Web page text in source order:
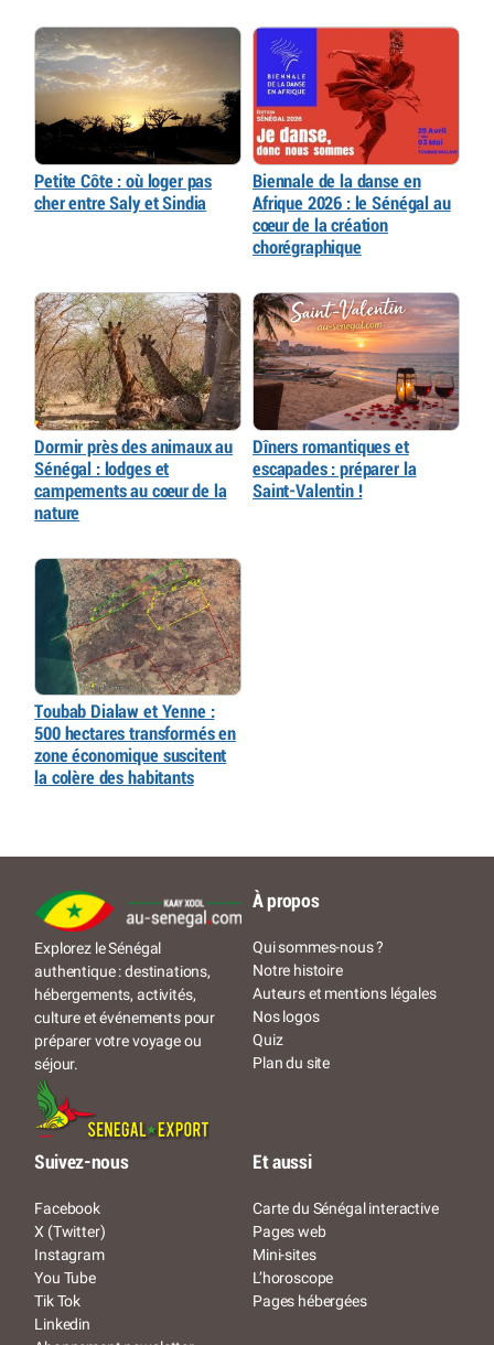
Petite Côte : où loger pas
cher entre Saly et Sindia
Biennale de la danse en
Afrique 2026 : le Sénégal au
cœur de la création
chorégraphique
Dormir près des animaux au
Sénégal : lodges et
campements au cœur de la
nature
Dîners romantiques et
escapades : préparer la
Saint-Valentin !
Toubab Dialaw et Yenne :
500 hectares transformés en
zone économique suscitent
la colère des habitants
Explorez le Sénégal
authentique : destinations,
hébergements, activités,
culture et événements pour
préparer votre voyage ou
séjour.
À propos
Qui sommes-nous ?
Notre histoire
Auteurs et mentions légales
Nos logos
Quiz
Plan du site
Suivez-nous
Facebook
X (Twitter)
Instagram
You Tube
Tik Tok
Linkedin
Et aussi
Carte du Sénégal interactive
Pages web
Mini-sites
L’horoscope
Pages hébergées